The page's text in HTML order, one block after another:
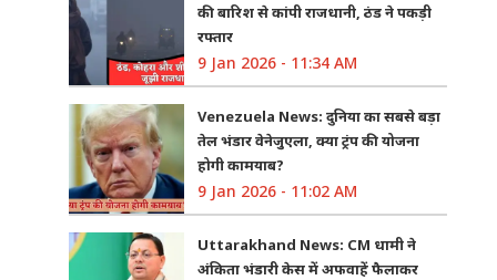
की बारिश से कांपी राजधानी, ठंड ने पकड़ी
रफ्तार
9 Jan 2026 - 11:34 AM
Venezuela News: दुनिया का सबसे बड़ा
तेल भंडार वेनेजुएला, क्या ट्रंप की योजना
होगी कामयाब?
9 Jan 2026 - 11:02 AM
Uttarakhand News: CM धामी ने
अंकिता भंडारी केस में अफवाहें फैलाकर